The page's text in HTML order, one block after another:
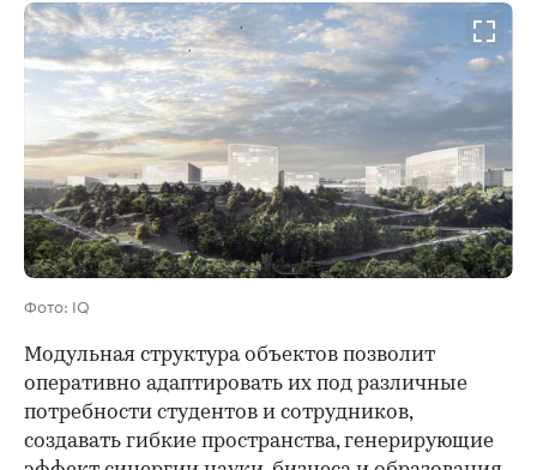
Фото: IQ
Модульная структура объектов позволит
оперативно адаптировать их под различные
потребности студентов и сотрудников,
создавать гибкие пространства, генерирующие